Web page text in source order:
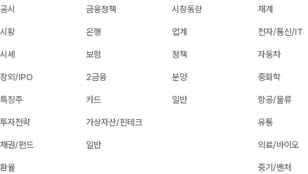
공시
시황
시세
장외/IPO
특징주
투자전략
채권/펀드
환율
금융정책
은행
보험
2금융
카드
가상자산/핀테크
일반
시장동향
업계
정책
분양
일반
재계
전자/통신/IT
자동차
중화학
항공/물류
유통
의료/바이오
중기/벤처